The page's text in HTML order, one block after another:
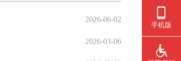
2026-06-02
2026-03-06
手机版